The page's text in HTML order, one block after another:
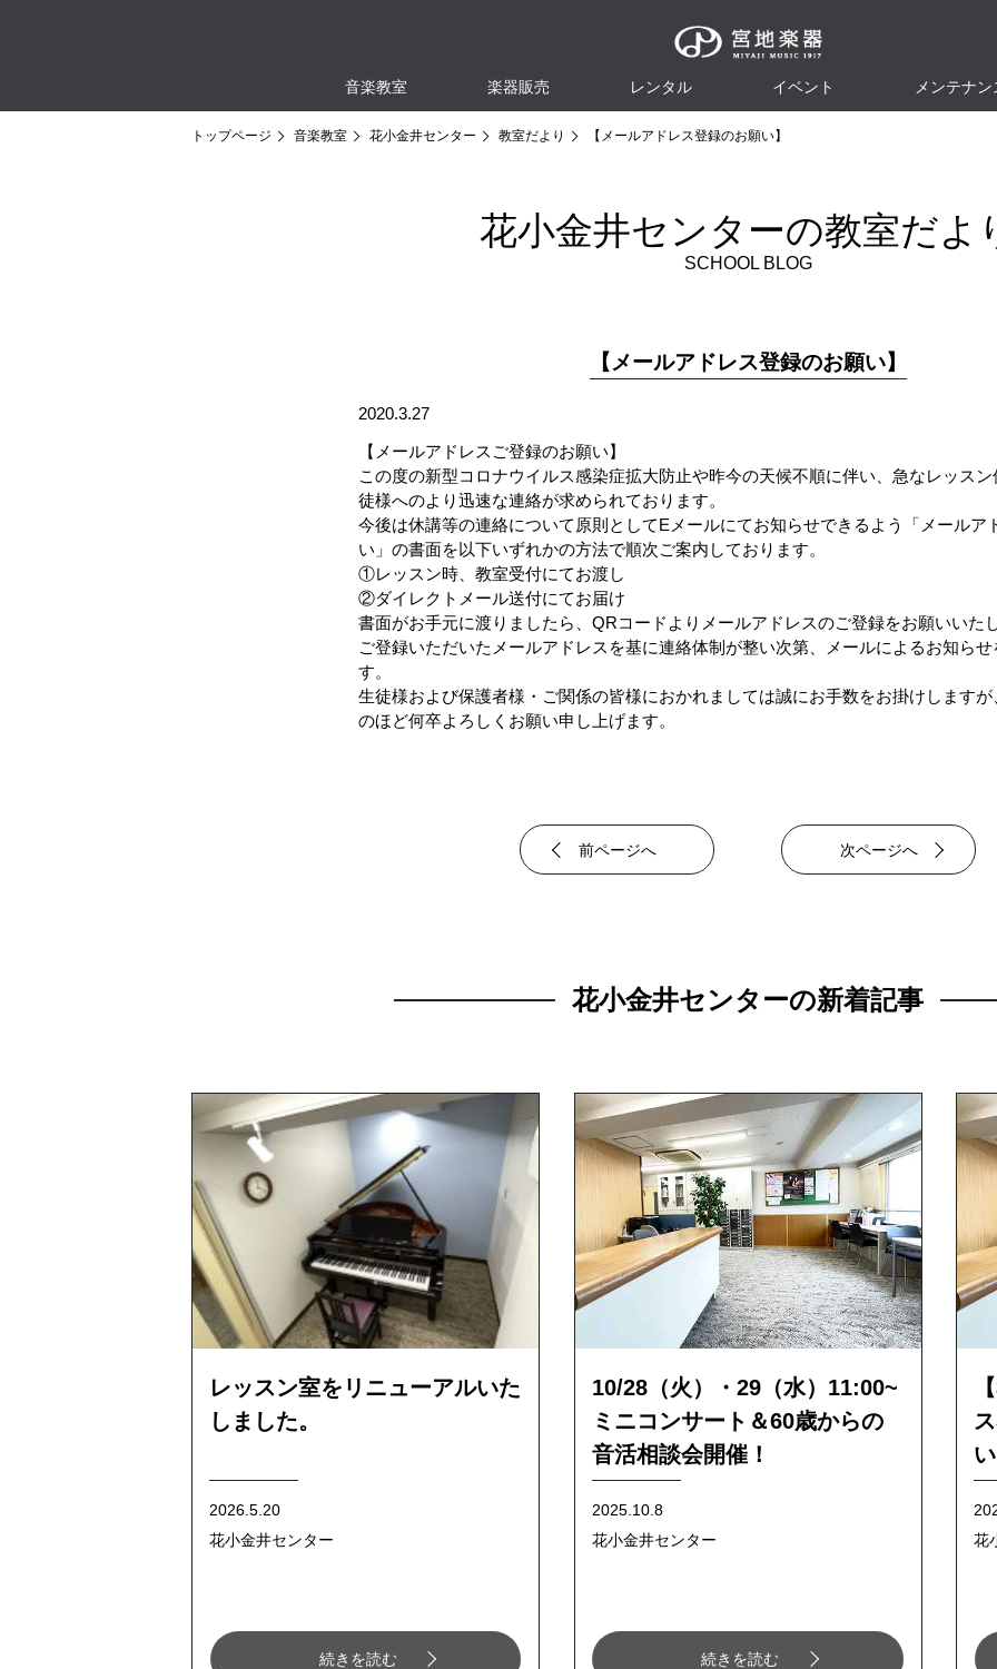
音楽教室 楽器販売 レンタル イベント メンテナン
トップページ 音楽教室 花小金井センター 教室だより 【メールアドレス登録のお願い】
花小金井センターの教室だよ
SCHOOL BLOG
【メールアドレス登録のお願い】
2020.3.27
【メールアドレスご登録のお願い】
この度の新型コロナウイルス感染症拡大防止や昨今の天候不順に伴い、急なレッス
徒様へのより迅速な連絡が求められております。
今後は休講等の連絡について原則としてEメールにてお知らせできるよう「メールア
い」の書面を以下いずれかの方法で順次ご案内しております。
①レッスン時、教室受付にてお渡し
②ダイレクトメール送付にてお届け
書面がお手元に渡りましたら、QRコードよりメールアドレスのご登録をお願いいた
ご登録いただいたメールアドレスを基に連絡体制が整い次第、メールによるお知ら
す。
生徒様および保護者様・ご関係の皆様におかれましては誠にお手数をお掛けします
のほど何卒よろしくお願い申し上げます。
前ページへ 次ページへ
花小金井センターの新着記事
レッスン室をリニューアルいた
しました。
2026.5.20
花小金井センター
続きを読む
10/28（火）・29（水）11:00~
ミニコンサート＆60歳からの
音活相談会開催！
2025.10.8
花小金井センター
続きを読む
い
花